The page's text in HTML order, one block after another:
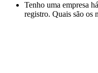
Tenho uma empresa
registro. Quais são os